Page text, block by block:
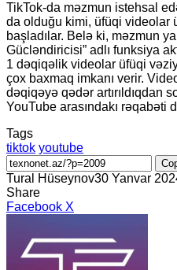
TikTok-da məzmun istehsal
da olduğu kimi, üfüqi videolar
başladılar. Belə ki, məzmun
Gücləndiricisi” adlı funksiya
1 dəqiqəlik videolar üfüqi
çox baxmaq imkanı verir.
dəqiqəyə qədər artırıldıqdan
YouTube arasındakı rəqabəti
Tags
tiktok youtube
Tural Hüseynov30 Yanvar
Share
Facebook X